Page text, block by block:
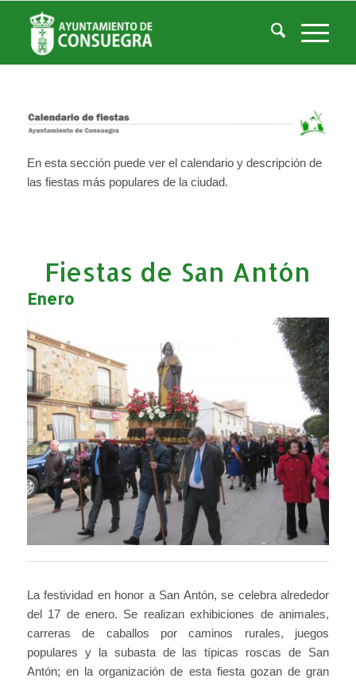
Calendario de Fiestas
Usted está aquí: Inicio / Calendario de Fiestas
En esta sección puede ver el calendario y descripción de
las fiestas más populares de la ciudad.
Fiestas de San Antón
Enero
La festividad en honor a San Antón, se celebra alrededor
del 17 de enero. Se realizan exhibiciones de animales,
carreras de caballos por caminos rurales, juegos
populares y la subasta de las típicas roscas de San
Antón; en la organización de esta fiesta gozan de gran